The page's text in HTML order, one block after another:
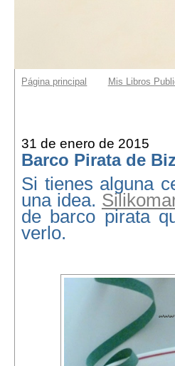
Página principal Mis Libros
31 de enero de 2015
Barco Pirata de
Si tienes alguna
una idea.
de barco pirata
verlo.